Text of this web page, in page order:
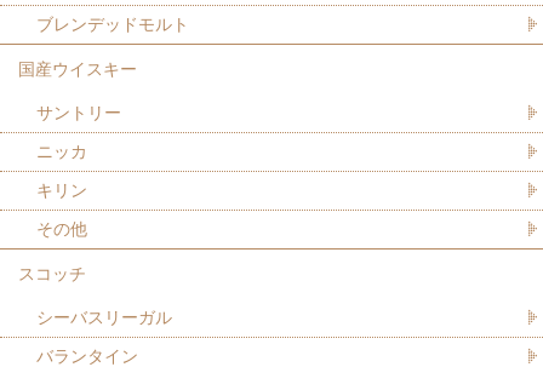
ブレンデッドモルト
国産ウイスキー
サントリー
ニッカ
キリン
その他
スコッチ
シーバスリーガル
バランタイン